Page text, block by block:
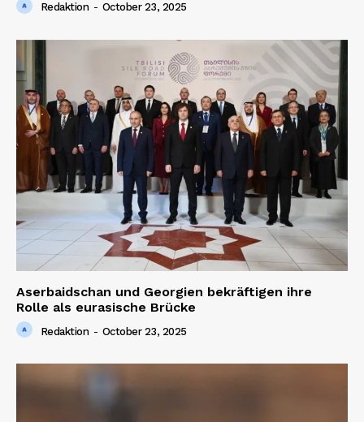
Redaktion - October 23, 2025
Aserbaidschan und Georgien bekräftigen ihre
Rolle als eurasische Brücke
Redaktion - October 23, 2025